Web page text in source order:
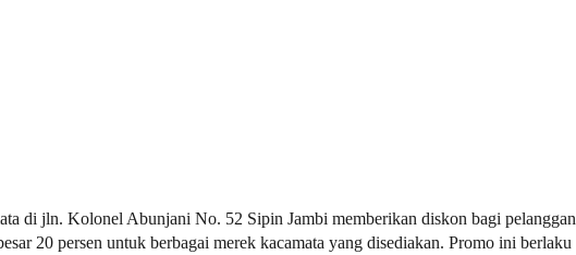
di jln. Kolonel Abunjani No. 52 Sipin Jambi memberikan diskon bagi pelanggan
20 persen untuk berbagai merek kacamata yang disediakan. Promo ini berlaku